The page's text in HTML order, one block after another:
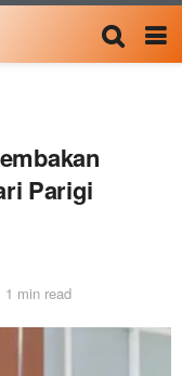
Parigi
1 min read